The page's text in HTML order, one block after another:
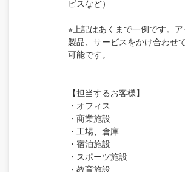
ビスなど）
※上記はあくまで一例です。
製品、サービスをかけ合わせ
可能です。
【担当するお客様】
・オフィス
・商業施設
・工場、倉庫
・宿泊施設
・スポーツ施設
・教育施設